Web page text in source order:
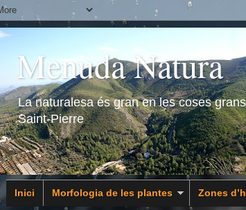
Menuda Natura
La naturalesa és gran en les coses
Saint-Pierre
Inici Morfologia de les plantes Zones